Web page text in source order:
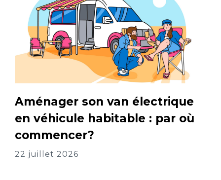
Aménager son van électrique
en véhicule habitable : par où
commencer?
22 juillet 2026